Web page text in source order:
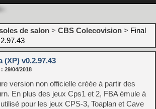
de salon > CBS Colecovision > Final
(XP) v0.2.97.43
29/04/2018
version non officielle créée à partir des
En plus des jeux Cps1 et 2, FBA émule à
pour les jeux CPS-3, Toaplan et Cave